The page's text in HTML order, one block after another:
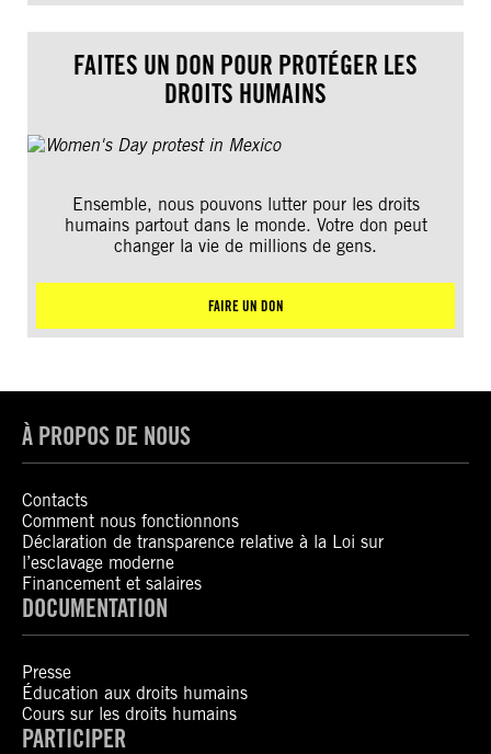
FAITES UN DON POUR PROTÉGER LES
DROITS HUMAINS
Ensemble, nous pouvons lutter pour les droits
humains partout dans le monde. Votre don peut
changer la vie de millions de gens.
FAIRE UN DON
À PROPOS DE NOUS
Contacts
Comment nous fonctionnons
Déclaration de transparence relative à la Loi sur
l’esclavage moderne
Financement et salaires
DOCUMENTATION
Presse
Éducation aux droits humains
Cours sur les droits humains
PARTICIPER